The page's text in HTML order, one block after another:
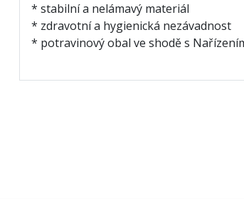
* stabilní a nelámavý materiál
* zdravotní a hygienická nezávadnost
* potravinový obal ve shodě s